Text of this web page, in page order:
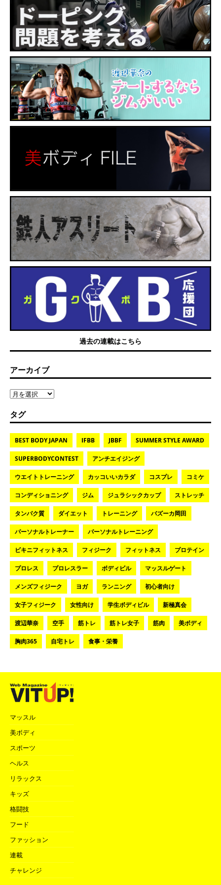
過去の連載はこちら
アーカイブ
タグ
BEST BODY JAPAN IFBB JBBF SUMMER STYLE AWARD
SUPERBODYCONTEST アンチエイジング
ウエイトトレーニング カッコいいカラダ コスプレ コミケ
コンディショニング ジム ジュラシックカップ ストレッチ
タンパク質 ダイエット トレーニング バズーカ岡田
パーソナルトレーナー パーソナルトレーニング
ビキニフィットネス フィジーク フィットネス プロテイン
プロレス プロレスラー ボディビル マッスルゲート
メンズフィジーク ヨガ ランニング 初心者向け
女子フィジーク 女性向け 学生ボディビル 新極真会
渡辺華奈 空手 筋トレ 筋トレ女子 筋肉 美ボディ
胸肉365 自宅トレ 食事・栄養
マッスル
美ボディ
スポーツ
ヘルス
リラックス
キッズ
格闘技
フード
ファッション
連載
チャレンジ